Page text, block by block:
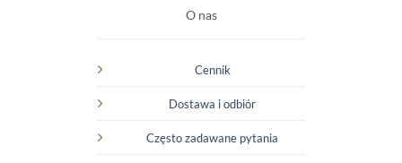
O nas
Cennik
Dostawa i odbiór
Często zadawane pytania